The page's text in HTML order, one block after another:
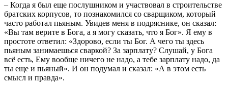
– Когда я был еще послушником и участвовал в строительстве
братских корпусов, то познакомился со сварщиком, который
часто работал пьяным. Увидев меня в подряснике, он сказал:
«Вы там верите в Бога, а я могу сказать, что я Бог». Я ему в
простоте ответил: «Здорово, если ты Бог. А чего ты здесь
пьяным занимаешься сваркой? За зарплату? Слушай, у Бога
всё есть, Ему вообще ничего не надо, а тебе зарплату надо, да
ты еще и пьяный». И он подумал и сказал: «А в этом есть
смысл и правда».